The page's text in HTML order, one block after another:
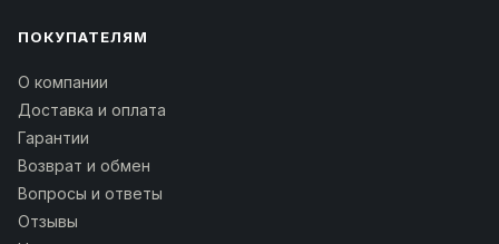
ПОКУПАТЕЛЯМ
О компании
Доставка и оплата
Гарантии
Возврат и обмен
Вопросы и ответы
Отзывы